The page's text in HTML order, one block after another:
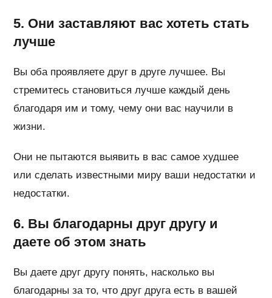
5. Они заставляют вас хотеть стать
лучше
Вы оба проявляете друг в друге лучшее. Вы
стремитесь становиться лучше каждый день
благодаря им и тому, чему они вас научили в
жизни.
Они не пытаются выявить в вас самое худшее
или сделать известными миру ваши недостатки и
недостатки.
6. Вы благодарны друг другу и
даете об этом знать
Вы даете друг другу понять, насколько вы
благодарны за то, что друг друга есть в вашей